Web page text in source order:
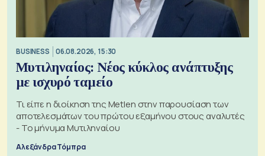
BUSINESS 06.08.2026, 15:30
Μυτιληναίος: Νέος κύκλος ανάπτυξης
με ισχυρό ταμείο
Τι είπε η διοίκηση της Metlen στην παρουσίαση των
αποτελεσμάτων του πρώτου εξαμήνου στους αναλυτές
- Το μήνυμα Μυτιληναίου
Αλεξάνδρα Τόμπρα